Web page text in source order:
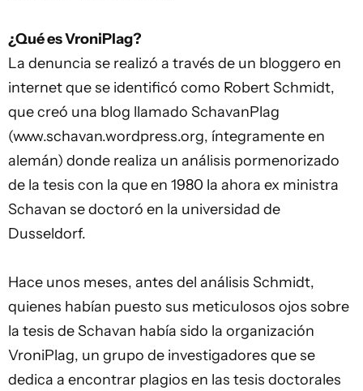
¿Qué es VroniPlag?
La denuncia se realizó a través de un bloggero en
internet que se identificó como Robert Schmidt,
que creó una blog llamado SchavanPlag
(www.schavan.wordpress.org, íntegramente en
alemán) donde realiza un análisis pormenorizado
de la tesis con la que en 1980 la ahora ex ministra
Schavan se doctoró en la universidad de
Dusseldorf.
Hace unos meses, antes del análisis Schmidt,
quienes habían puesto sus meticulosos ojos sobre
la tesis de Schavan había sido la organización
VroniPlag, un grupo de investigadores que se
dedica a encontrar plagios en las tesis doctorales